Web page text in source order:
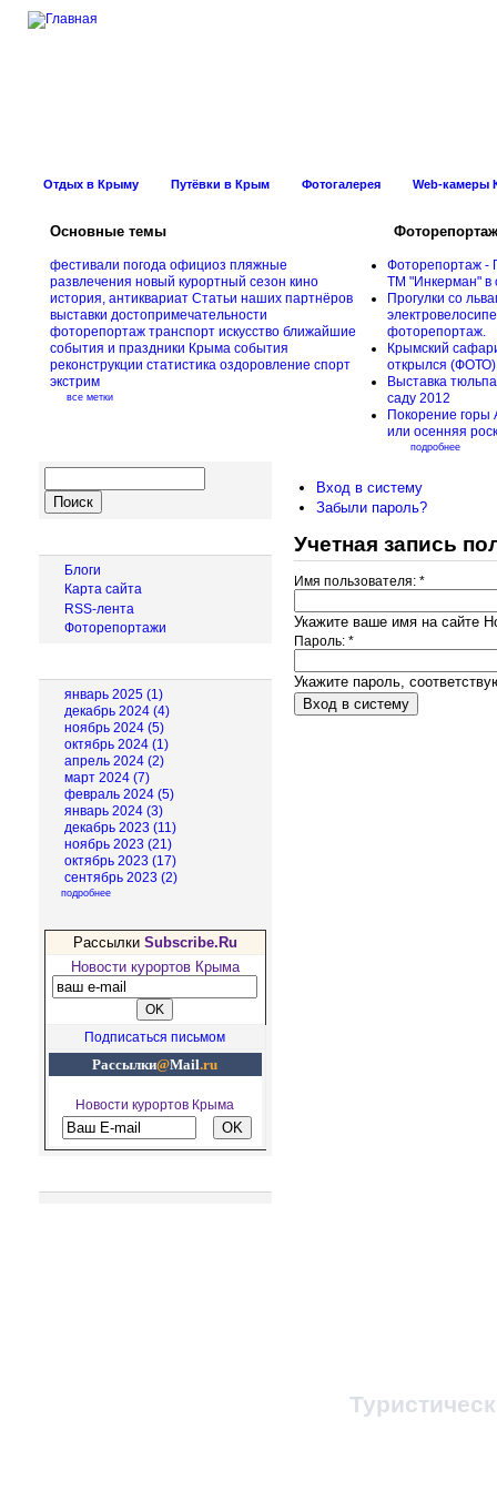
Отдых в Крыму Путёвки в Крым Фотогалерея Web-камеры
Основные темы
фестивали погода официоз пляжные
развлечения новый курортный сезон кино
история, антиквариат Статьи наших партнёров
выставки достопримечательности
фоторепортаж транспорт искусство ближайшие
события и праздники Крыма события
реконструкции статистика оздоровление спорт
экстрим
все метки
Фоторепортаж -
ТМ "Инкерман" в
Прогулки cо
фоторепортаж.
Крымский
открылся (ФОТО)
Выставка
саду 2012
Покорение горы
или осенняя
подробнее
Блоги
Карта сайта
RSS-лента
Фоторепортажи
январь 2025 (1)
декабрь 2024 (4)
ноябрь 2024 (5)
октябрь 2024 (1)
апрель 2024 (2)
март 2024 (7)
февраль 2024 (5)
январь 2024 (3)
декабрь 2023 (11)
ноябрь 2023 (21)
октябрь 2023 (17)
сентябрь 2023 (2)
подробнее
Рассылки Subscribe.Ru
Новости курортов Крыма
Подписаться письмом
Рассылки@Mail.ru
Новости курортов Крыма
Вход в систему
Забыли пароль?
Учетная запись
Имя пользователя: *
Укажите ваше имя на сайте
Пароль: *
Укажите пароль,